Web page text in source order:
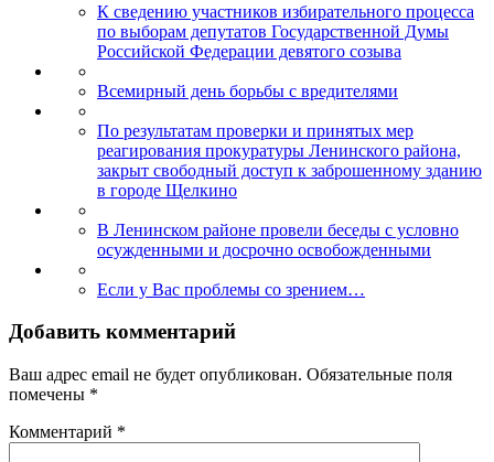
К сведению участников избирательного процесса
по выборам депутатов Государственной Думы
Российской Федерации девятого созыва
Всемирный день борьбы с вредителями
По результатам проверки и принятых мер
реагирования прокуратуры Ленинского района,
закрыт свободный доступ к заброшенному зданию
в городе Щелкино
В Ленинском районе провели беседы с условно
осужденными и досрочно освобожденными
Если у Вас проблемы со зрением…
Добавить комментарий
Ваш адрес email не будет опубликован. Обязательные поля
помечены *
Комментарий *